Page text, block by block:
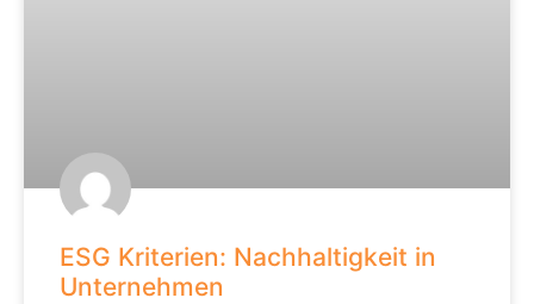
ESG Kriterien: Nachhaltigkeit in
Unternehmen